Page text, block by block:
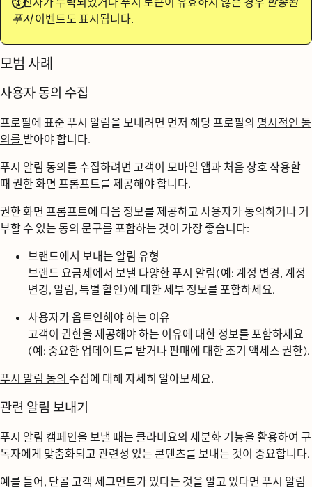
푸시이벤트도 표시됩니다.
모범 사례
사용자 동의 수집
프로필에 표준 푸시 알림을 보내려면 먼저 해당 프로필의 명시적인 동
의를 받아야 합니다.
푸시 알림 동의를 수집하려면 고객이 모바일 앱과 처음 상호 작용할
때 권한 화면 프롬프트를 제공해야 합니다.
권한 화면 프롬프트에 다음 정보를 제공하고 사용자가 동의하거나 거
부할 수 있는 동의 문구를 포함하는 것이 가장 좋습니다:
브랜드에서 보내는 알림 유형
브랜드 요금제에서 보낼 다양한 푸시 알림(예: 계정 변경, 계정
변경, 알림, 특별 할인)에 대한 세부 정보를 포함하세요.
사용자가 옵트인해야 하는 이유
고객이 권한을 제공해야 하는 이유에 대한 정보를 포함하세요
(예: 중요한 업데이트를 받거나 판매에 대한 조기 액세스 권한).
푸시 알림 동의 수집에 대해 자세히 알아보세요.
관련 알림 보내기
푸시 알림 캠페인을 보낼 때는 클라비요의 세분화 기능을 활용하여 구
독자에게 맞춤화되고 관련성 있는 콘텐츠를 보내는 것이 중요합니다.
예를 들어, 단골 고객 세그먼트가 있다는 것을 알고 있다면 푸시 알림